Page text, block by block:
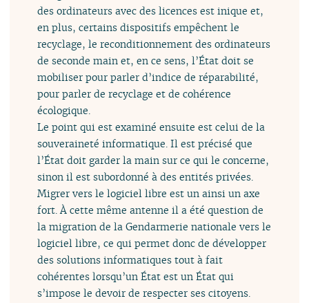
des ordinateurs avec des licences est inique et,
en plus, certains dispositifs empêchent le
recyclage, le reconditionnement des ordinateurs
de seconde main et, en ce sens, l’État doit se
mobiliser pour parler d’indice de réparabilité,
pour parler de recyclage et de cohérence
écologique.
Le point qui est examiné ensuite est celui de la
souveraineté informatique. Il est précisé que
l’État doit garder la main sur ce qui le concerne,
sinon il est subordonné à des entités privées.
Migrer vers le logiciel libre est un ainsi un axe
fort. À cette même antenne il a été question de
la migration de la Gendarmerie nationale vers le
logiciel libre, ce qui permet donc de développer
des solutions informatiques tout à fait
cohérentes lorsqu’un État est un État qui
s’impose le devoir de respecter ses citoyens.